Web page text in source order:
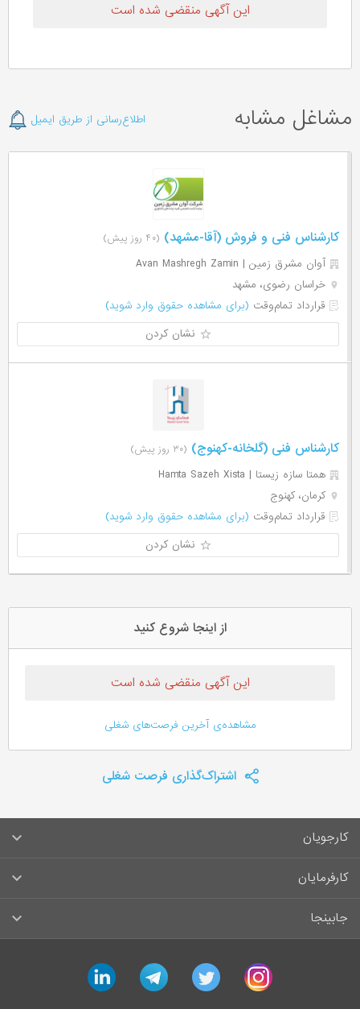
این آگهی منقضی شده است
مشاغل مشابه اطلاع‌رسانی از طریق ایمیل
کارشناس فنی و فروش (آقا-مشهد) (۴۰ روز پیش)
آوان مشرق زمین | Avan Mashregh Zamin
خراسان رضوی، مشهد
قرارداد تمام‌وقت (برای مشاهده حقوق وارد شوید)
نشان کردن
کارشناس فنی (گلخانه-کهنوج) (۳۰ روز پیش)
همتا سازه زیستا | Hamta Sazeh Xista
کرمان، کهنوج
قرارداد تمام‌وقت (برای مشاهده حقوق وارد شوید)
نشان کردن
از اینجا شروع کنید
این آگهی منقضی شده است
مشاهده‌ی آخرین فرصت‌های شغلی
اشتراک‌گذاری فرصت شغلی
کارجویان
سوالات متداول کارجویان
لیست مشاغل
آگهی‌های استخدام
کارفرمایان
راهنمای ثبت آگهی استخدام
قوانین و مقررات کارفرمایان
جابینجا
جابینجا در رسانه‌ها
instagram
twitter
telegram
linkedin